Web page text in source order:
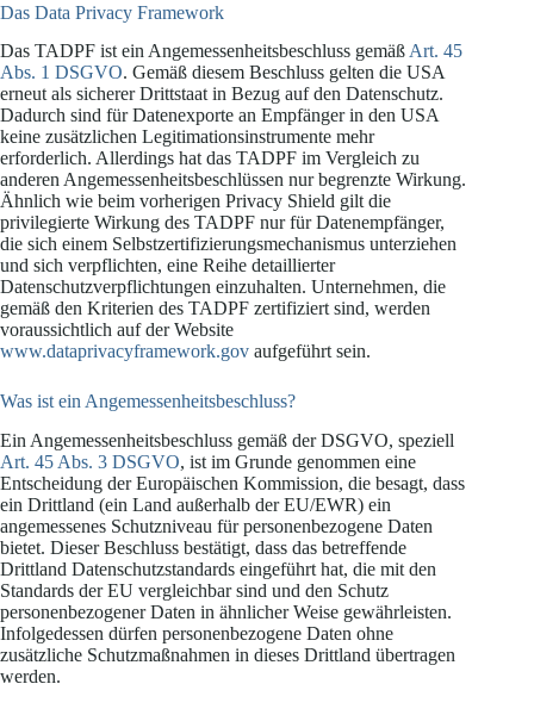
Das Data Privacy Framework
Das TADPF ist ein Angemessenheitsbeschluss gemäßArt. 45
Abs. 1 DSGVO. Gemäß diesem Beschluss gelten die USA
erneut als sicherer Drittstaat in Bezug auf den Datenschutz.
Dadurch sind für Datenexporte an Empfänger in den USA
keine zusätzlichen Legitimationsinstrumente mehr
erforderlich. Allerdings hat das TADPF im Vergleich zu
anderen Angemessenheitsbeschlüssen nur begrenzte Wirkung.
Ähnlich wie beim vorherigen Privacy Shield gilt die
privilegierte Wirkung des TADPF nur für Datenempfänger,
die sich einem Selbstzertifizierungsmechanismus unterziehen
und sich verpflichten, eine Reihe detaillierter
Datenschutzverpflichtungen einzuhalten. Unternehmen, die
gemäß den Kriterien des TADPF zertifiziert sind, werden
voraussichtlich auf der Website
www.dataprivacyframework.gov aufgeführt sein.
Was ist ein Angemessenheitsbeschluss?
Ein Angemessenheitsbeschluss gemäß der DSGVO, speziell
Art. 45 Abs. 3 DSGVO, ist im Grunde genommen eine
Entscheidung der Europäischen Kommission, die besagt, dass
ein Drittland (ein Land außerhalb der EU/EWR) ein
angemessenes Schutzniveau für personenbezogene Daten
bietet. Dieser Beschluss bestätigt, dass das betreffende
Drittland Datenschutzstandards eingeführt hat, die mit den
Standards der EU vergleichbar sind und den Schutz
personenbezogener Daten in ähnlicher Weise gewährleisten.
Infolgedessen dürfen personenbezogene Daten ohne
zusätzliche Schutzmaßnahmen in dieses Drittland übertragen
werden.